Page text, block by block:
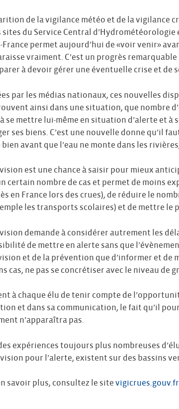
de la vigilance météo et de la vigilance
sites du Service Central d’Hydrométéorologie
France permet aujourd’hui de «voir venir»
vraiment. C’est un progrès
à devoir gérer une éventuelle crise et de
par les médias nationaux, ces nouvelles
ainsi dans une situation, que nombre
se mettre lui-même en situation d’alerte et à
ses biens. C’est une nouvelle donne qu’il
avant que l’eau ne monte dans les
est une chance à saisir pour mieux
certain nombre de cas et permet de moins
en France lors des crues), de réduire le
les transports scolaires) et de mettre le
demande à considérer autrement les
de mettre en alerte sans que
et de la prévention que d’informer et de
cas, ne pas se concrétiser avec le niveau de
à chaque élu de tenir compte de
et dans sa communication, le fait qu’il
n’apparaîtra pas.
expériences toujours plus nombreuses
pour l’alerte, existent sur des bassins
savoir plus, consultez le site